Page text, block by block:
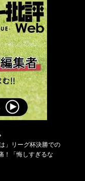
」リーグ杯決勝での
！「悔しすぎるな